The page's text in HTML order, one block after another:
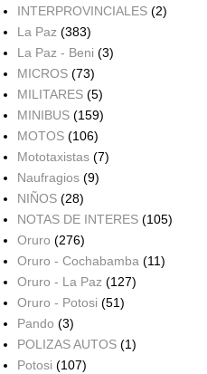
INTERPROVINCIALES (2)
La Paz (383)
La Paz - Beni (3)
MICROS (73)
MILITARES (5)
MINIBUS (159)
MOTOS (106)
Mototaxistas (7)
Naufragios (9)
NIÑOS (28)
NOTAS DE INTERES (105)
Oruro (276)
Oruro - Cochabamba (11)
Oruro - La Paz (127)
Oruro - Potosi (51)
Pando (3)
POLIZAS AUTOS (1)
Potosi (107)